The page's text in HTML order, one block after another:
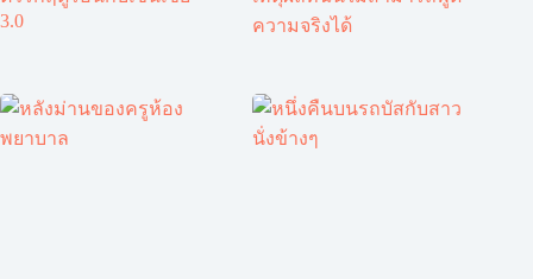
3.0
ความจริงได้